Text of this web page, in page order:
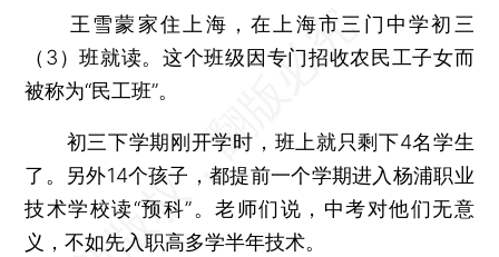
王雪蒙家住上海，在上海市三门中学初三
（3）班就读。这个班级因专门招收农民工子女而
被称为“民工班”。
初三下学期刚开学时，班上就只剩下4名学生
了。另外14个孩子，都提前一个学期进入杨浦职业
技术学校读“预科”。老师们说，中考对他们无意
义，不如先入职高多学半年技术。